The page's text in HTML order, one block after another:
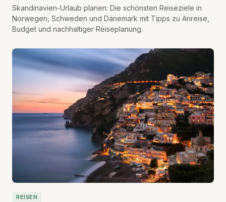
Skandinavien-Urlaub planen: Die schönsten Reiseziele in
Norwegen, Schweden und Dänemark mit Tipps zu Anreise,
Budget und nachhaltiger Reiseplanung.
REISEN